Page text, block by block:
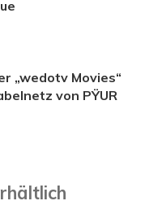
„wedotv Movies“
von PŸUR